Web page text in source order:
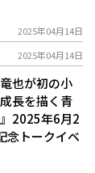
2025年04月14日
2025年04月14日
也が初の小
長を描く青
2025年6月2
念トークイベ